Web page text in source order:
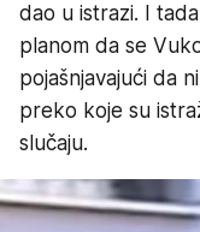
dao u istrazi. I
planom da se
pojašnjavajući da
preko koje su
slučaju.